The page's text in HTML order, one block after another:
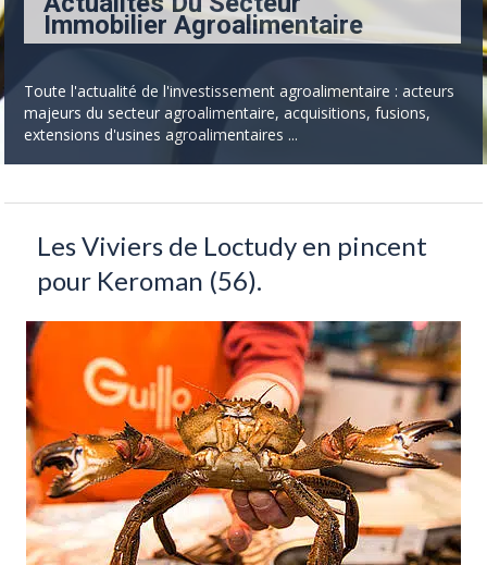
Immobilier Agroalimentaire
Toute l'actualité de l'investissement agroalimentaire : acteurs
majeurs du secteur agroalimentaire, acquisitions, fusions,
extensions d'usines agroalimentaires ...
Les Viviers de Loctudy en pincent
pour Keroman (56).